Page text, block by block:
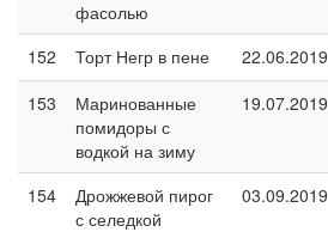
фасолью
152
Торт Негр в пене 22.06.2019
153
Маринованные
помидоры с
водкой на зиму
19.07.2019
154
Дрожжевой пирог
с селедкой
03.09.2019